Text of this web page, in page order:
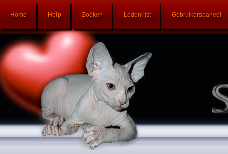
Home Help Zoeken Ledenlijst Gebruikerspaneel